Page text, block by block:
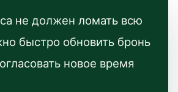
не должен ломать всю
быстро обновить бронь
новое время